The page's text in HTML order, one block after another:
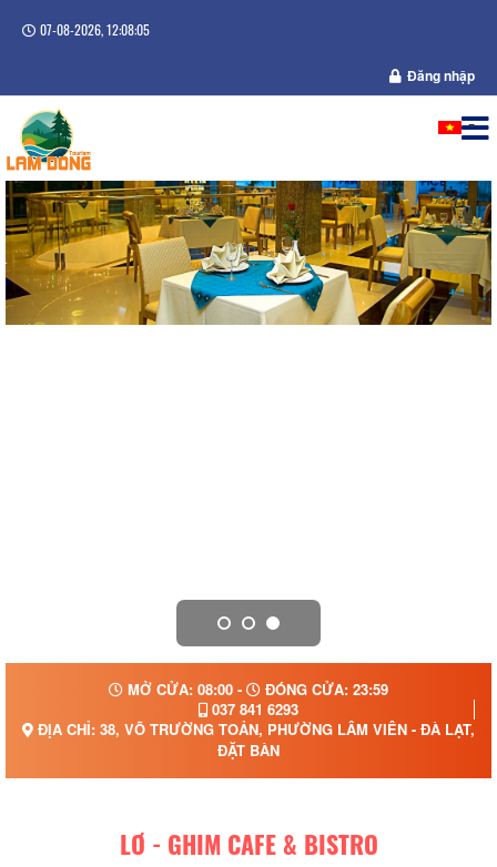
07-08-2026, 12:08:05
Đăng nhập
MỞ CỬA: 08:00 -
ĐÓNG CỬA: 23:59
037 841 6293
ĐỊA CHỈ: 38, VÕ TRƯỜNG TOẢN, PHƯỜNG LÂM VIÊN - ĐÀ LẠT,
ĐẶT BÀN
LƠ - GHIM CAFE & BISTRO